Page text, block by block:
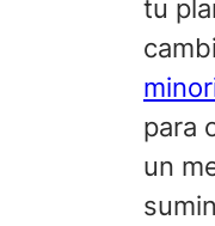
tu
para
un